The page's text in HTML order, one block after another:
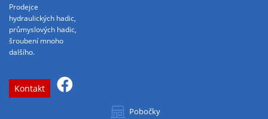
Prodejce
hydraulických hadic,
průmyslových hadic,
šroubení mnoho
dalšího.
Kontakt
Pobočky